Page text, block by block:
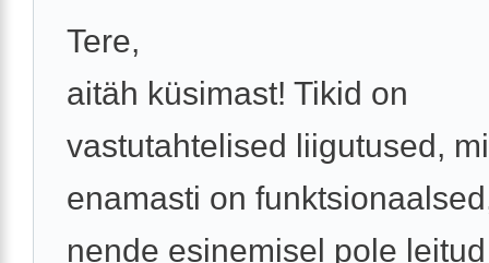
Tere,
aitäh küsimast! Tikid on
vastutahtelised liigutused,
enamasti on
nende esinemisel pole